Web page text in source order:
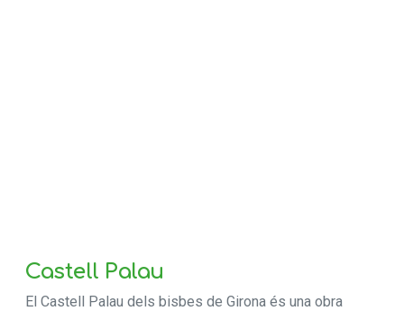
Castell Palau
El Castell Palau dels bisbes de Girona és una obra